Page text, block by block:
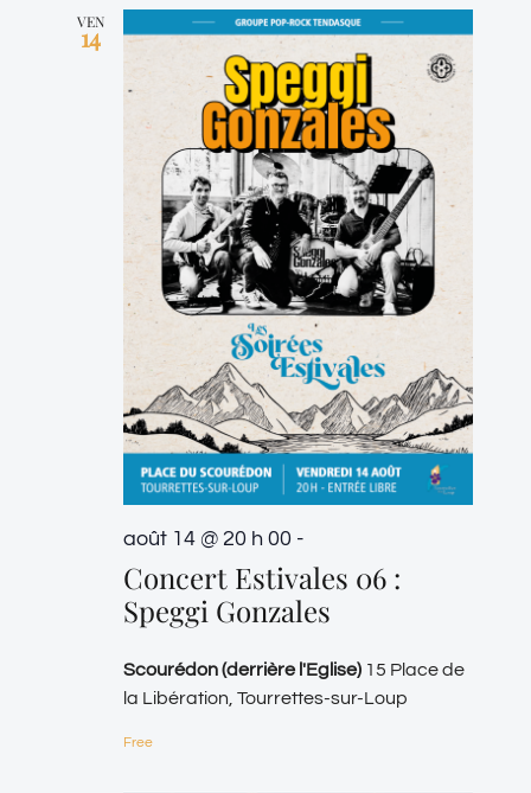
VEN
14
août 14 @ 20 h 00 -
Concert Estivales 06 :
Speggi Gonzales
Scourédon (derrière l'Eglise) 15 Place de
la Libération, Tourrettes-sur-Loup
Free